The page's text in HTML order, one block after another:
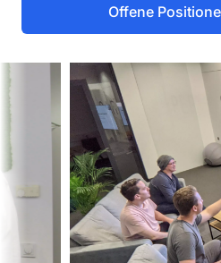
Offene